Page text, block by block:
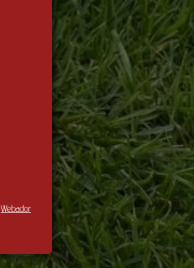
Webador